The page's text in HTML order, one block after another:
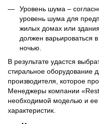
Уровень шума –
уровень шума для
жилых домах или
должен варьироваться
ночью.
В результате удастся
стиральное оборудование
производителя, которое
Менеджеры компании
необходимой моделью и ее
характеристик.